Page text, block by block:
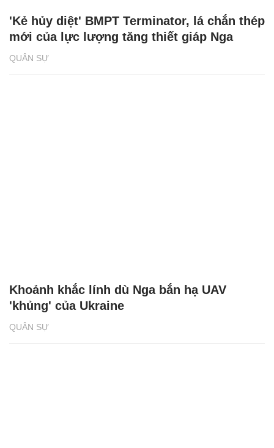
QUÂN SỰ
'Kẻ hủy diệt' BMPT Terminator, lá chắn thép
mới của lực lượng tăng thiết giáp Nga
QUÂN SỰ
Khoảnh khắc lính dù Nga bắn hạ UAV
'khủng' của Ukraine